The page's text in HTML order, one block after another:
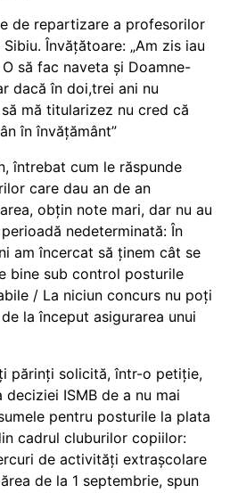
de repartizare a profesorilor
Învățătoare: „Am zis iau
să fac naveta și Doamne-
dacă în doi,trei ani nu
mă titularizez nu cred că
în învățământ”
întrebat cum le răspunde
care dau an de an
obțin note mari, dar nu au
nedeterminată: În
am încercat să ținem cât se
bine sub control posturile
/ La niciun concurs nu poți
la început asigurarea unui
părinți solicită, într-o petiție,
deciziei ISMB de a nu mai
pentru posturile la plata
cadrul cluburilor copiilor:
de activități extrașcolare
de la 1 septembrie, spun